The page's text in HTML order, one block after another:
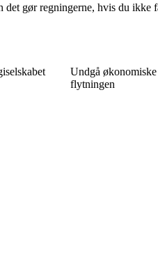
det gør regningerne, hvis du
Undgå
flytningen